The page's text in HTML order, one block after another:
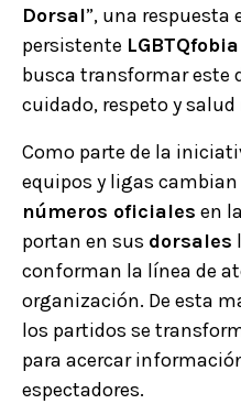
Dorsal”, una respuesta
persistente LGBTQfobia
busca transformar este
cuidado, respeto y
Como parte de la
equipos y ligas
números oficiales en
portan en sus dorsales
conforman la línea de
organización. De esta
los partidos se
para acercar
espectadores.